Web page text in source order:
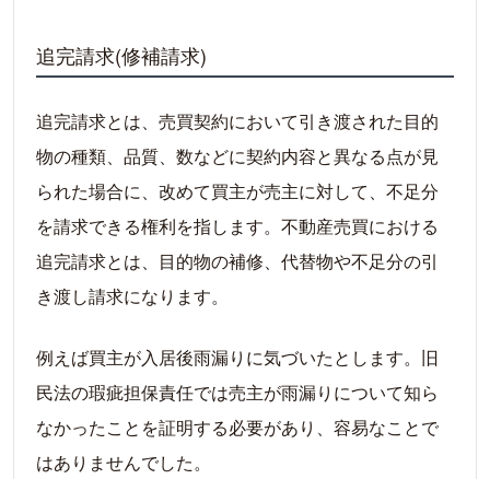
追完請求(修補請求)
追完請求とは、売買契約において引き渡された目的
物の種類、品質、数などに契約内容と異なる点が見
られた場合に、改めて買主が売主に対して、不足分
を請求できる権利を指します。不動産売買における
追完請求とは、目的物の補修、代替物や不足分の引
き渡し請求になります。
例えば買主が入居後雨漏りに気づいたとします。旧
民法の瑕疵担保責任では売主が雨漏りについて知ら
なかったことを証明する必要があり、容易なことで
はありませんでした。